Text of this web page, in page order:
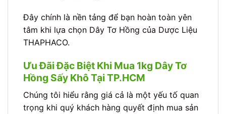
Đây chính là nền tảng để bạn hoàn toàn yên
tâm khi lựa chọn Dây Tơ Hồng của Dược Liệu
THAPHACO.
Ưu Đãi Đặc Biệt Khi Mua 1kg Dây Tơ
Hồng Sấy Khô Tại TP.HCM
Chúng tôi hiểu rằng giá cả là một yếu tố quan
trọng khi quý khách hàng quyết định mua sản